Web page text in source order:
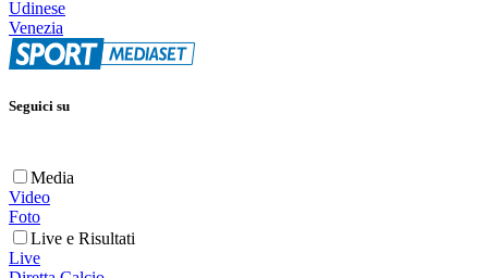
Udinese
Venezia
Seguici su
Media
Video
Foto
Live e Risultati
Live